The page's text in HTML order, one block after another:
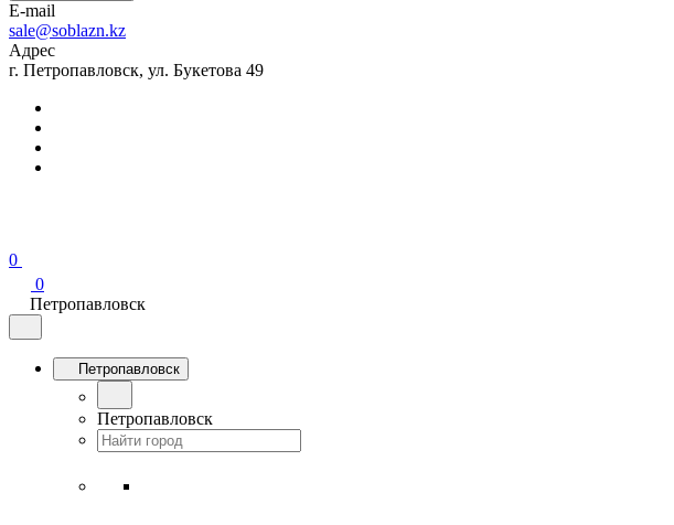
E-mail
sale@soblazn.kz
Адрес
г. Петропавловск, ул. Букетова 49
0
0
Петропавловск
Петропавловск
Петропавловск